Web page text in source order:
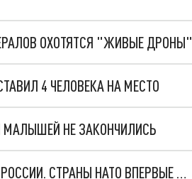
ОХОТЯТСЯ "ЖИВЫЕ ДРОНЫ"
4 ЧЕЛОВЕКА НА МЕСТО
НЕ ЗАКОНЧИЛИСЬ
"ОЧЕНЬ ПЛОХИЕ НОВОСТИ": БОЛЬШАЯ ОШИБКА PALANTIR В РОССИИ. СТРАНЫ НАТО ВПЕРВЫЕ ЗА СВО ОСТАНОВИЛИ ПОСТАВКИ ОРУЖИЯ. ВСУ ТЕРЯЮТ ПРИГРАНИЧЬЕ?